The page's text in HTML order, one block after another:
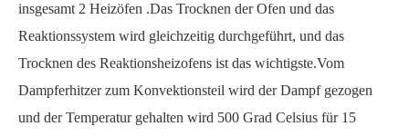
insgesamt 2 Heizöfen .Das Trocknen derOfen und das
Reaktionssystem wird gleichzeitig durchgeführt, und das
Trocknen des Reaktionsheizofens ist das wichtigste.Vom
Dampferhitzer zum Konvektionsteil wird der Dampf gezogen
und derTemperatur gehalten wird 500 Grad Celsius für 15